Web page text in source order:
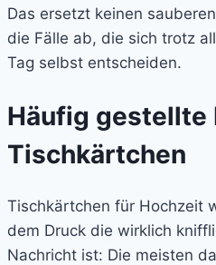
Das ersetzt keinen
die Fälle ab, die sich trotz
Tag selbst entscheiden.
Häufig gestellte
Tischkärtchen
Tischkärtchen für Hochzeit
dem Druck die wirklich
Nachricht ist: Die meisten